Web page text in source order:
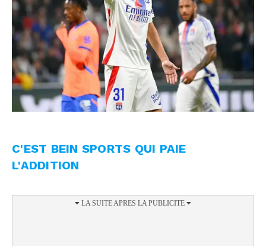
C'EST BEIN SPORTS QUI PAIE
L'ADDITION